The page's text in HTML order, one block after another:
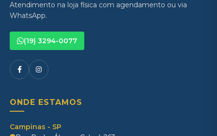
Atendimento na loja física com agendamento ou via
WhatsApp.
(19) 3294-0077
ONDE ESTAMOS
Campinas - SP